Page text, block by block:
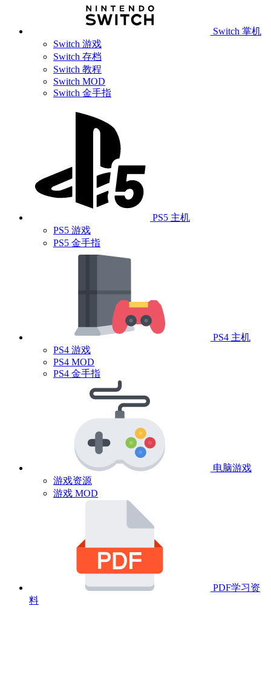
Switch 掌机
Switch 游戏
Switch 存档
Switch 教程
Switch MOD
Switch 金手指
PS5 主机
PS5 游戏
PS5 金手指
PS4 主机
PS4 游戏
PS4 MOD
PS4 金手指
电脑游戏
游戏资源
游戏 MOD
PDF学习资
料